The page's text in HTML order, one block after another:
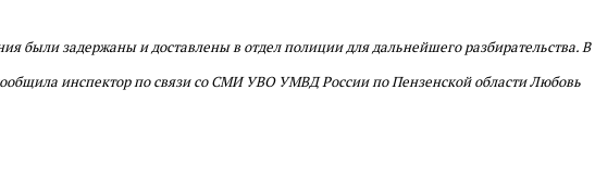
были задержаны и доставлены в отдел полиции для дальнейшего разбирательства.В
инспектор по связи со СМИ УВО УМВД России по Пензенской области Любовь